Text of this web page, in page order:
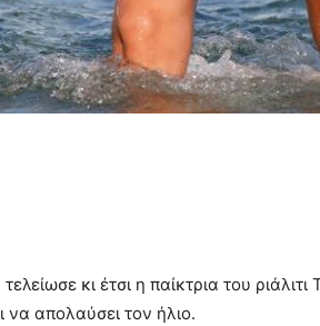
κι έτσι η παίκτρια του
να απολαύσει τον ήλιο.